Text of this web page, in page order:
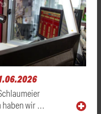
haben wir …